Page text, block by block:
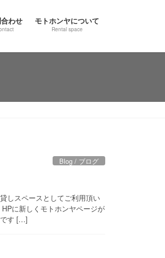
わせ モトホンヤについて
Rental space
Blog / ブログ
しスペースとしてご利用頂い
に新しくモトホンヤページが
です […]